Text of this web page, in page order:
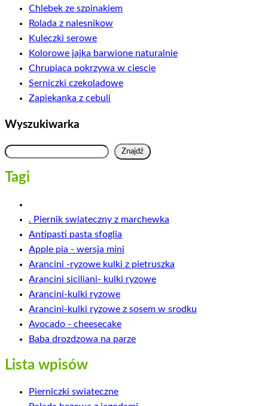
Chlebek ze szpinakiem
Rolada z nalesnikow
Kuleczki serowe
Kolorowe jajka barwione naturalnie
Chrupiaca pokrzywa w ciescie
Serniczki czekoladowe
Zapiekanka z cebuli
Wyszukiwarka
Tagi
. Piernik swiateczny z marchewka
Antipasti pasta sfoglia
Apple pia - wersja mini
Arancini -ryzowe kulki z pietruszka
Arancini siciliani- kulki ryzowe
Arancini-kulki ryzowe
Arancini-kulki ryzowe z sosem w srodku
Avocado - cheesecake
Baba drozdzowa na parze
Lista wpisów
Pierniczki swiateczne